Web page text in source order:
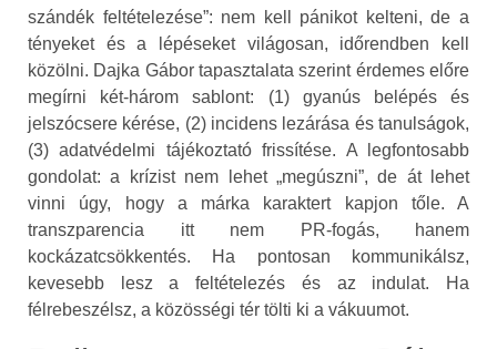
szándék feltételezése”: nem kell pánikot kelteni, de a
tényeket és a lépéseket világosan, időrendben kell
közölni. Dajka Gábor tapasztalata szerint érdemes előre
megírni két‑három sablont: (1) gyanús belépés és
jelszócsere kérése, (2) incidens lezárása és tanulságok,
(3) adatvédelmi tájékoztató frissítése. A legfontosabb
gondolat: a krízist nem lehet „megúszni”, de át lehet
vinni úgy, hogy a márka karaktert kapjon tőle. A
transzparencia itt nem PR‑fogás, hanem
kockázatcsökkentés. Ha pontosan kommunikálsz,
kevesebb lesz a feltételezés és az indulat. Ha
félrebeszélsz, a közösségi tér tölti ki a vákuumot.